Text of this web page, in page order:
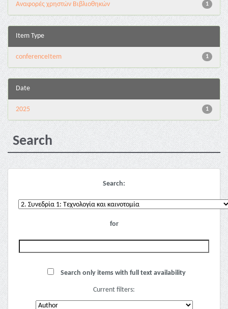
1
Αναφορές χρηστών Βιβλιοθηκών
Item Type
1
conferenceItem
Date
1
2025
Search
Search:
for
Search only items with full text availability
Current filters: